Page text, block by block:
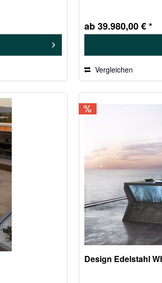
ab 39.980,00 € *
Vergleichen
Design Edelstahl